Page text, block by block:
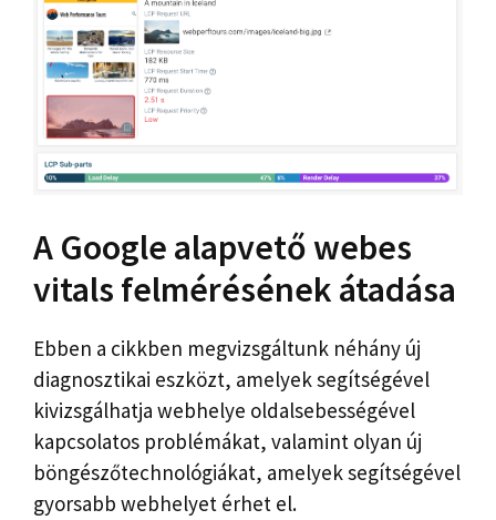
A Google alapvető webes
vitals felmérésének átadása
Ebben a cikkben megvizsgáltunk néhány új
diagnosztikai eszközt, amelyek segítségével
kivizsgálhatja webhelye oldalsebességével
kapcsolatos problémákat, valamint olyan új
böngészőtechnológiákat, amelyek segítségével
gyorsabb webhelyet érhet el.